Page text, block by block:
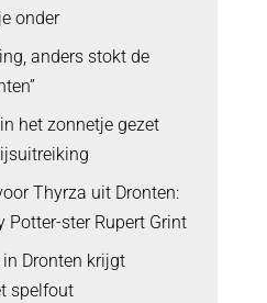
onder
anders stokt de
het zonnetje gezet
Thyrza uit Dronten:
Potter-ster Rupert Grint
Dronten krijgt
spelfout